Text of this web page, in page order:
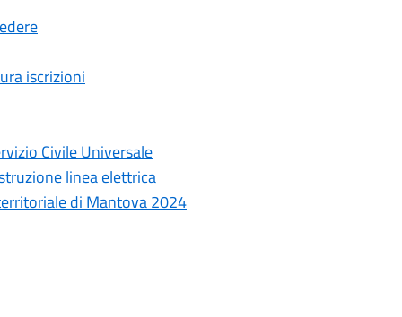
iscrizioni
Civile Universale
linea elettrica
di Mantova 2024